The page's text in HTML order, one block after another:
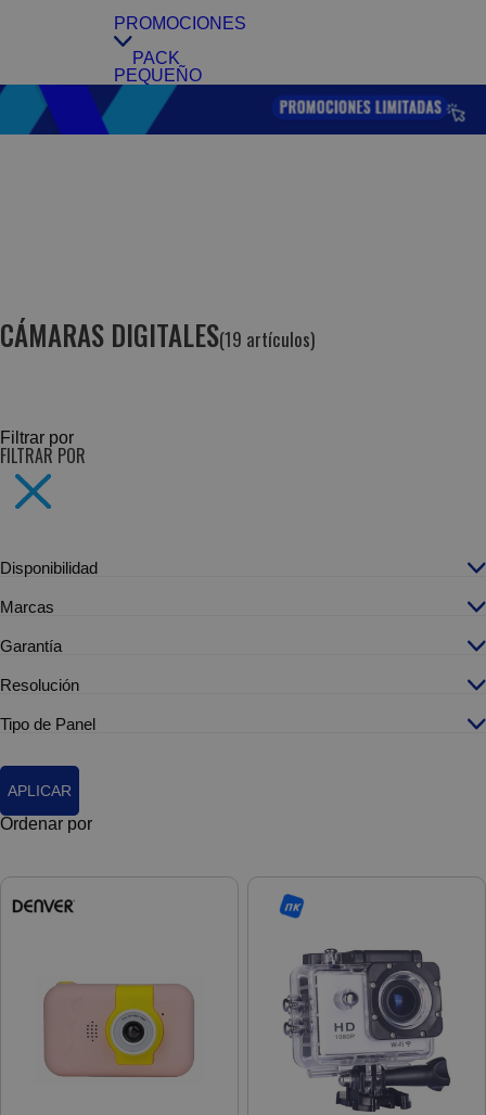
PROMOCIONES
PACK
PEQUEÑO
CÁMARAS DIGITALES(19 artículos)
Filtrar por
FILTRAR POR
Disponibilidad
Marcas
Garantía
Resolución
Tipo de Panel
APLICAR
Ordenar por